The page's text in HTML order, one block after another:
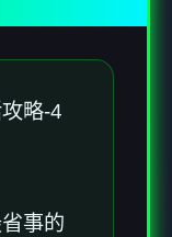
略-4
事的